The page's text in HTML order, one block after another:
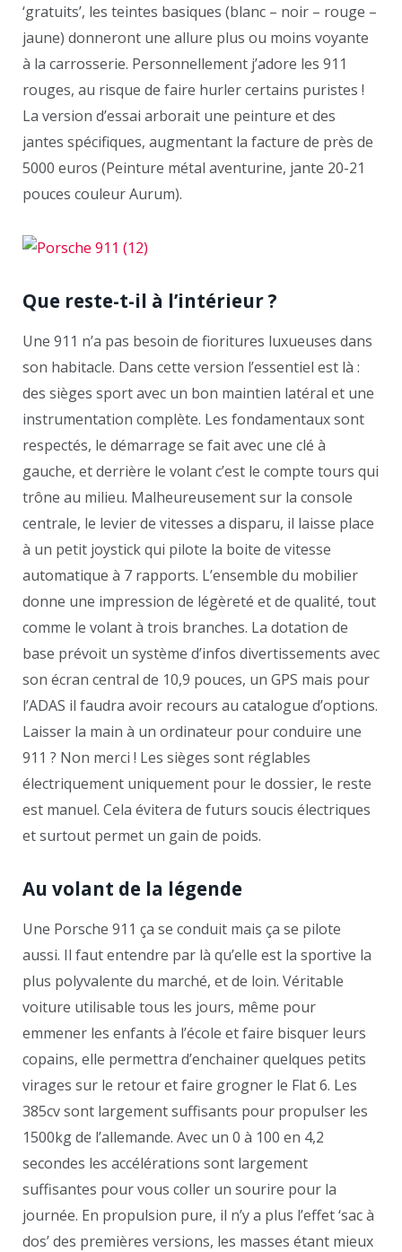
‘gratuits’, les teintes basiques (blanc – noir – rouge –
jaune) donneront une allure plus ou moins voyante
à la carrosserie. Personnellement j’adore les 911
rouges, au risque de faire hurler certains puristes !
La version d’essai arborait une peinture et des
jantes spécifiques, augmentant la facture de près de
5000 euros (Peinture métal aventurine, jante 20-21
pouces couleur Aurum).
Que reste-t-il à l’intérieur ?
Une 911 n’a pas besoin de fioritures luxueuses dans
son habitacle. Dans cette version l’essentiel est là :
des sièges sport avec un bon maintien latéral et une
instrumentation complète. Les fondamentaux sont
respectés, le démarrage se fait avec une clé à
gauche, et derrière le volant c’est le compte tours qui
trône au milieu. Malheureusement sur la console
centrale, le levier de vitesses a disparu, il laisse place
à un petit joystick qui pilote la boite de vitesse
automatique à 7 rapports. L’ensemble du mobilier
donne une impression de légèreté et de qualité, tout
comme le volant à trois branches. La dotation de
base prévoit un système d’infos divertissements avec
son écran central de 10,9 pouces, un GPS mais pour
l’ADAS il faudra avoir recours au catalogue d’options.
Laisser la main à un ordinateur pour conduire une
911 ? Non merci ! Les sièges sont réglables
électriquement uniquement pour le dossier, le reste
est manuel. Cela évitera de futurs soucis électriques
et surtout permet un gain de poids.
Au volant de la légende
Une Porsche 911 ça se conduit mais ça se pilote
aussi. Il faut entendre par là qu’elle est la sportive la
plus polyvalente du marché, et de loin. Véritable
voiture utilisable tous les jours, même pour
emmener les enfants à l’école et faire bisquer leurs
copains, elle permettra d’enchainer quelques petits
virages sur le retour et faire grogner le Flat 6. Les
385cv sont largement suffisants pour propulser les
1500kg de l’allemande. Avec un 0 à 100 en 4,2
secondes les accélérations sont largement
suffisantes pour vous coller un sourire pour la
journée. En propulsion pure, il n’y a plus l’effet ‘sac à
dos’ des premières versions, les masses étant mieux